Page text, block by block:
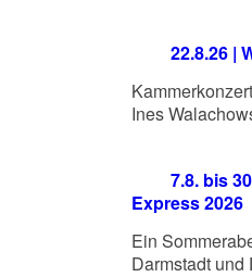
22.8.26 |
Ines
7.8. bis
Express 2026
Ein
Darmstadt und